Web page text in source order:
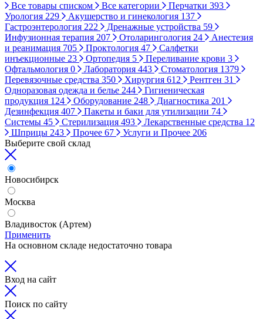
Все товары списком Все категории Перчатки 393
Урология 229 Акушерство и гинекология 137
Гастроэнтерология 222 Дренажные устройства 59
Инфузионная терапия 207 Отоларингология 24
Анестезия
и реанимация 705 Проктология 47
Салфетки
инъекционные 23 Ортопедия 5 Переливание крови 3
Офтальмология 0 Лаборатория 443 Стоматология 1379
Перевязочные средства 350 Хирургия 612 Рентген 31
Одноразовая одежда и белье 244
Гигиеническая
продукция 124 Оборудование 248 Диагностика 201
Дезинфекция 407 Пакеты и баки для утилизации 74
Системы 45 Стерилизация 493 Лекарственные средства 12
Шприцы 243 Прочее 67 Услуги и Прочее 206
Выберите свой склад
Новосибирск
Москва
Владивосток (Артем)
Применить
На основном складе недостаточно товара
Вход на сайт
Поиск по сайту